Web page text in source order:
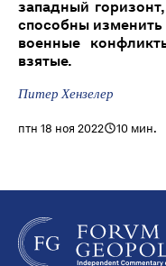
западный
способны
военные
взятые.
Питер Хензелер
птн 18 ноя 2022 10 мин.